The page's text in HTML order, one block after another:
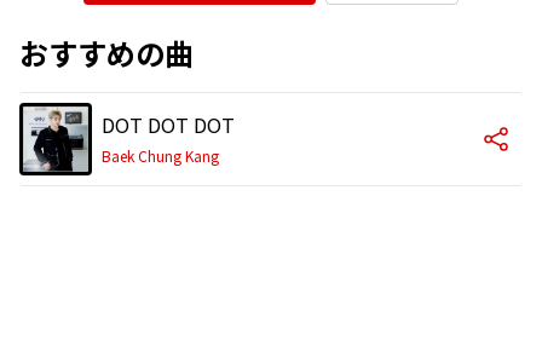
おすすめの曲
DOT DOT DOT
Baek Chung Kang